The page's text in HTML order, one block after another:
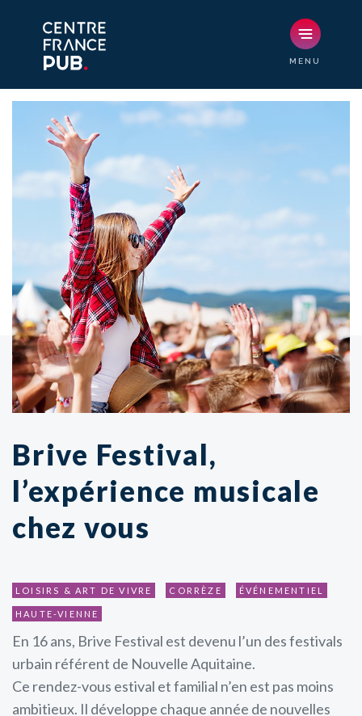
Brive Festival,
l’expérience musicale
chez vous
LOISIRS & ART DE VIVRE CORRÈZE ÉVÉNEMENTIEL
HAUTE-VIENNE
En 16 ans, Brive Festival est devenu l’un des festivals
urbain référent de Nouvelle Aquitaine.
Ce rendez-vous estival et familial n’en est pas moins
ambitieux. Il développe chaque année de nouvelles